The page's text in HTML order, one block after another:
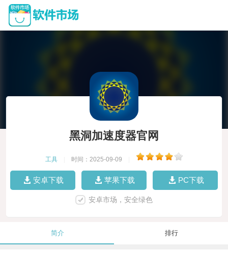
黑洞加速度器官网
工具 时间：2025-09-09
安卓下载 苹果下载 PC下载
安卓市场，安全绿色
简介 排行